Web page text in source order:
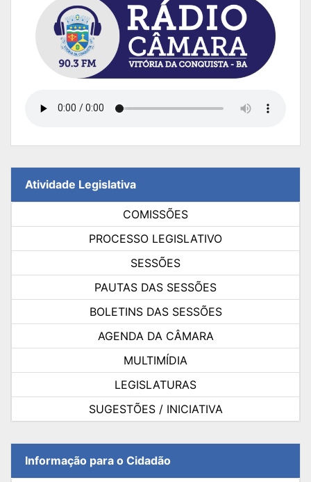
Atividade Legislativa
COMISSÕES
PROCESSO LEGISLATIVO
SESSÕES
PAUTAS DAS SESSÕES
BOLETINS DAS SESSÕES
AGENDA DA CÂMARA
MULTIMÍDIA
LEGISLATURAS
SUGESTÕES / INICIATIVA
Informação para o Cidadão